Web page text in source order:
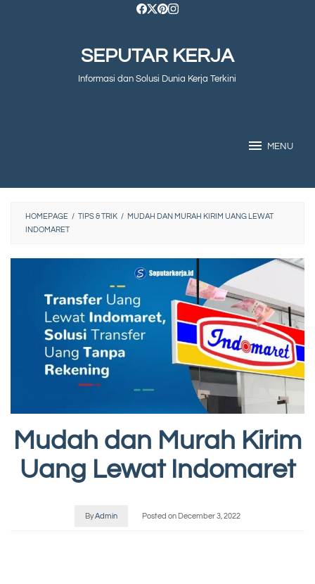
SEPUTAR KERJA
Informasi dan Solusi Dunia Kerja Terkini
MENU
HOMEPAGE / TIPS & TRIK / MUDAH DAN MURAH KIRIM UANG LEWAT
INDOMARET
Mudah dan Murah Kirim
Uang Lewat Indomaret
ByAdmin Posted on December 3, 2022